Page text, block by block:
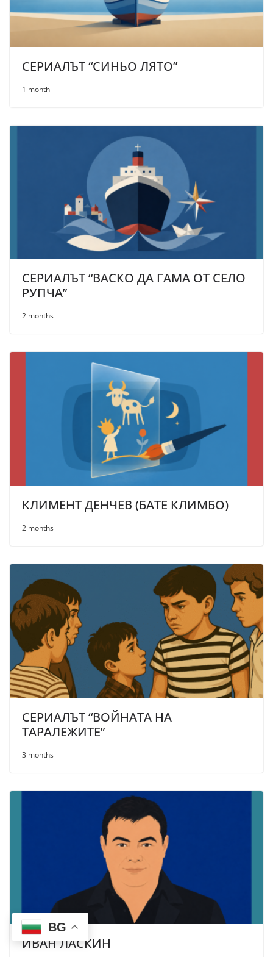
СЕРИАЛЪТ “СИНЬО ЛЯТО”
1 month
СЕРИАЛЪТ “ВАСКО ДА ГАМА ОТ СЕЛО
РУПЧА”
2 months
КЛИМЕНТ ДЕНЧЕВ (БАТЕ КЛИМБО)
2 months
СЕРИАЛЪТ “ВОЙНАТА НА
ТАРАЛЕЖИТЕ”
3 months
ИВАН ЛАСКИН
BG